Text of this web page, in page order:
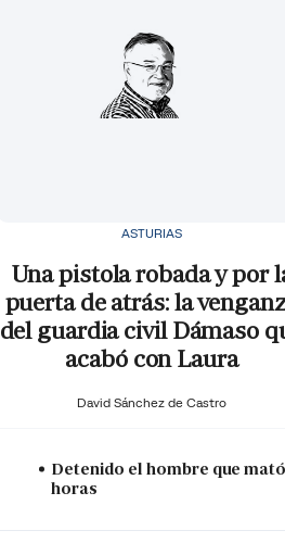
ASTURIAS
Una pistola robada y por
puerta de atrás: la
del guardia civil Dámaso
acabó con Laura
David Sánchez de Castro
Detenido el hombre que
horas